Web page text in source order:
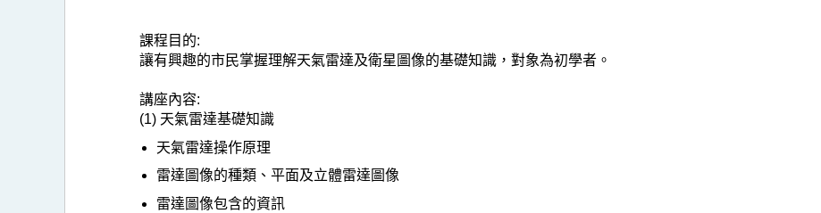
課程目的:
讓有興趣的市民掌握理解天氣雷達及衛星圖像的基礎知識，對象為初學者。
講座內容:
(1) 天氣雷達基礎知識
天氣雷達操作原理
雷達圖像的種類、平面及立體雷達圖像
雷達圖像包含的資訊